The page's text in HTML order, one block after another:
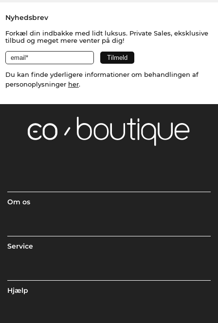
Nyhedsbrev
Forkæl din indbakke med lidt luksus. Private Sales, eksklusive
tilbud og meget mere venter på dig!
Du kan finde yderligere informationer om behandlingen af
personoplysninger her.
Om os
Service
Hjælp